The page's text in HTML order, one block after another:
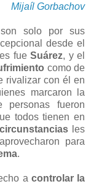
Mijaíl Gorbachov
solo por sus
desde el
fueSuárez, y el
como de
rivalizar con él en
marcaron la
personas fueron
todos tienen en
circunstancias les
para
.
a controlar la